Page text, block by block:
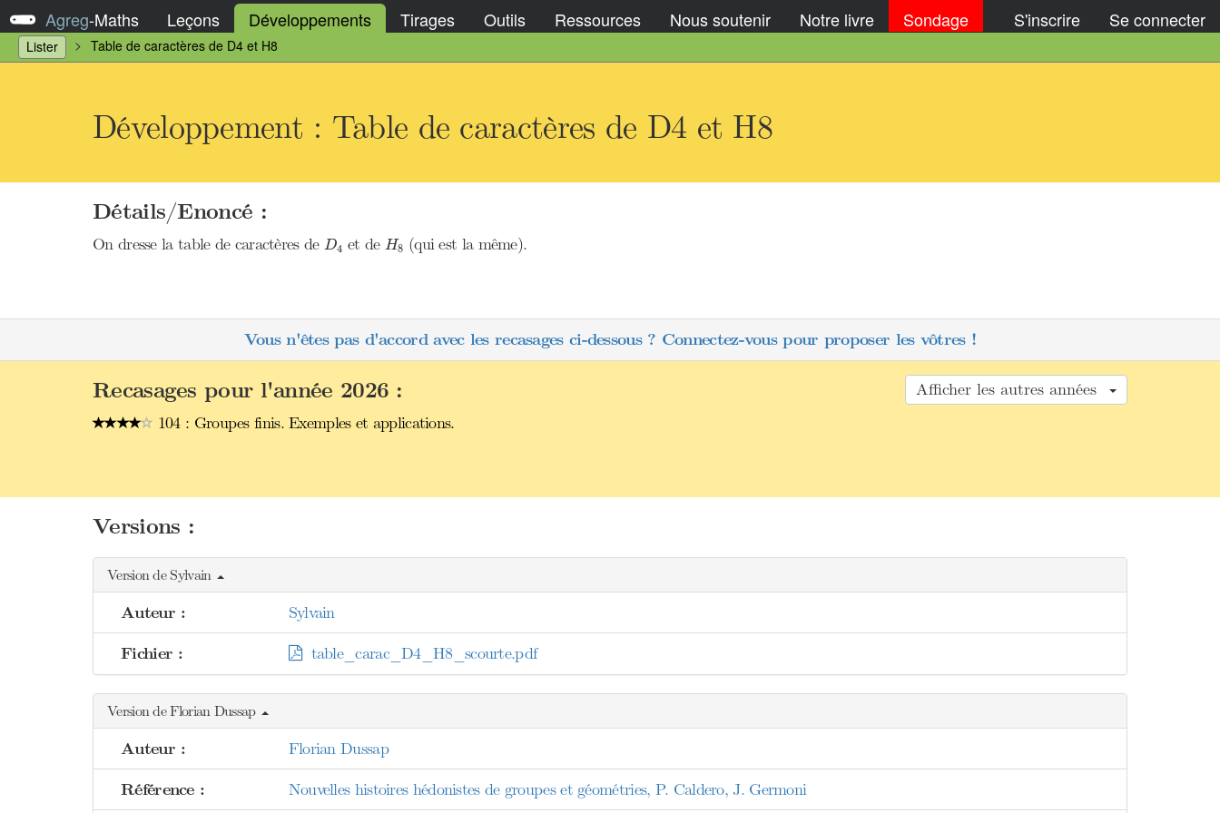
Agreg-Maths Leçons Développements Tirages Outils Ressources Nous soutenir Notre livre Sondage S'inscrire Se connecter
Lister Table de caractères de D4 et H8
Développement : Table de caractères de D4 et H8
Détails/Enoncé :
On dresse la table de caractères de D4
D4 et de H8
H8 (qui est la même).
Vous n'êtes pas d'accord avec les recasages ci-dessous ? Connectez-vous pour proposer les vôtres !
Afficher les autres années
Recasages pour l'année 2026 :
104 : Groupes finis. Exemples et applications.
Versions :
Version de Sylvain
Auteur : Sylvain
Fichier : table_carac_D4_H8_scourte.pdf
Version de Florian Dussap
Auteur : Florian Dussap
Référence : Nouvelles histoires hédonistes de groupes et géométries, P. Caldero, J. Germoni